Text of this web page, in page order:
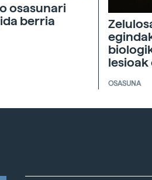
osasunari
berria
lesioak
OSASUNA